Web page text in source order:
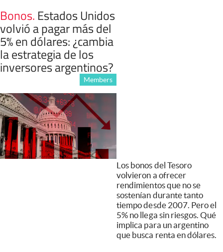
Bonos. Estados Unidos
volvió a pagar más del
5% en dólares: ¿cambia
la estrategia de los
inversores argentinos?
Members
Los bonos del Tesoro
volvieron a ofrecer
rendimientos que no se
sostenían durante tanto
tiempo desde 2007. Pero el
5% no llega sin riesgos. Qué
implica para un argentino
que busca renta en dólares.